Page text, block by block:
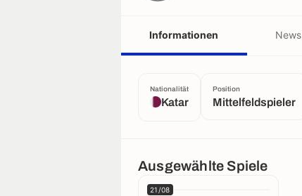
Informationen News
Nationalität
Katar
Position
Mittelfeldspieler
Ausgewählte Spiele
21/08